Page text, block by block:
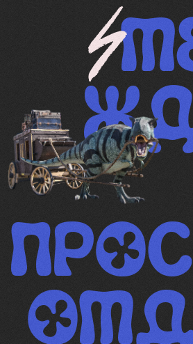
Здоровое питание
Еда, которая делает тебя легче
не только в теле, но и на душе.
Питаемся правильно, чтобы
Идеальна для тех, кто хочет
расслабиться и выйти из неё
как распаренная булочка –
мягкий, тёплый и безмятежный.
Сад
Рай для интровертов и эстетов.
Здесь можно медитировать,
гулять босиком по траве или
просто лежать в гамаке,
убеждая себя, что да, жизнь